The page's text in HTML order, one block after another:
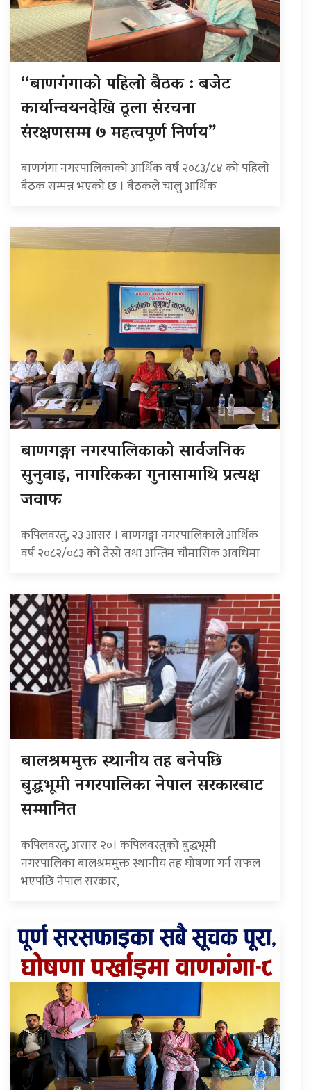
“बाणगंगाको पहिलो बैठक : बजेट
कार्यान्वयनदेखि ठूला संरचना
संरक्षणसम्म ७ महत्वपूर्ण निर्णय”
बाणगंगा नगरपालिकाको आर्थिक वर्ष २०८३/८४ को पहिलो
बैठक सम्पन्न भएको छ । बैठकले चालु आर्थिक
बाणगङ्गा नगरपालिकाको सार्वजनिक
सुनुवाइ, नागरिकका गुनासामाथि प्रत्यक्ष
जवाफ
कपिलवस्तु, २३ आसर । बाणगङ्गा नगरपालिकाले आर्थिक
वर्ष २०८२/०८३ को तेस्रो तथा अन्तिम चौमासिक अवधिमा
बालश्रममुक्त स्थानीय तह बनेपछि
बुद्धभूमी नगरपालिका नेपाल सरकारबाट
सम्मानित
कपिलवस्तु, असार २०। कपिलवस्तुको बुद्धभूमी
नगरपालिका बालश्रममुक्त स्थानीय तह घोषणा गर्न सफल
भएपछि नेपाल सरकार,